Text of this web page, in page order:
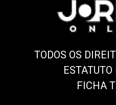
TODOS OS
FICHA